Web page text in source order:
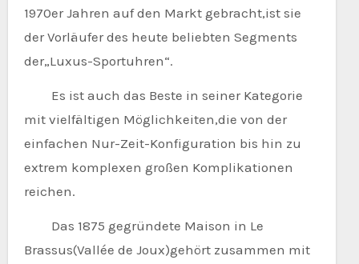
1970er Jahren auf den Markt gebracht,ist sie
der Vorläufer des heute beliebten Segments
der„Luxus-Sportuhren“.
Es ist auch das Beste in seiner Kategorie
mit vielfältigen Möglichkeiten,die von der
einfachen Nur-Zeit-Konfiguration bis hin zu
extrem komplexen großen Komplikationen
reichen.
Das 1875 gegründete Maison in Le
Brassus(Vallée de Joux)gehört zusammen mit